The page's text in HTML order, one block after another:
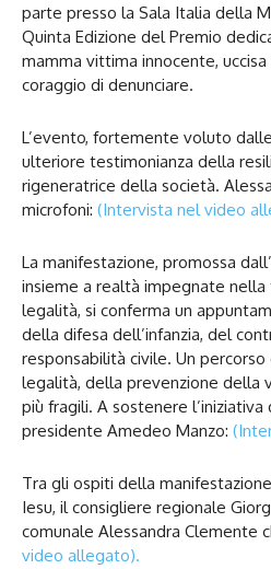
parte presso la Sala Italia della
Quinta Edizione del Premio
mamma vittima innocente,
coraggio di denunciare.
L’evento, fortemente voluto
ulteriore testimonianza della
rigeneratrice della società.
microfoni: (Intervista nel video
La manifestazione, promossa
insieme a realtà impegnate
legalità, si conferma un
della difesa dell’infanzia, del
responsabilità civile. Un
legalità, della prevenzione della
più fragili. A sostenere l’iniziativa
presidente Amedeo Manzo:
Tra gli ospiti della
Iesu, il consigliere regionale
comunale Alessandra Clemente
video allegato).